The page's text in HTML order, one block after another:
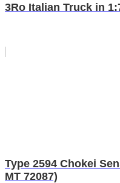
3Ro Italian Truck in
Type 2594 Chokei
MT 72087)